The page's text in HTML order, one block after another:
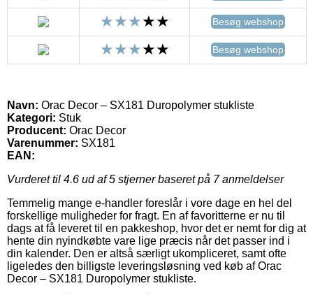
Besøg webshop
Besøg webshop
Navn: Orac Decor – SX181 Duropolymer stukliste
Kategori: Stuk
Producent: Orac Decor
Varenummer: SX181
EAN:
Vurderet til 4.6 ud af 5 stjerner baseret på 7anmeldelser
Temmelig mange e-handler foreslår i vore dage en hel del
forskellige muligheder for fragt. En af favoritterne er nu til
dags at få leveret til en pakkeshop, hvor det er nemt for dig at
hente din nyindkøbte vare lige præcis når det passer ind i
din kalender. Den er altså særligt ukompliceret, samt ofte
ligeledes den billigste leveringsløsning ved køb af Orac
Decor – SX181 Duropolymer stukliste.